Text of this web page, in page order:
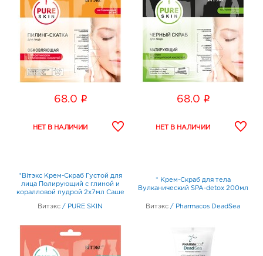
68.0 i 68.0 i
*Biтэкc Крем-Скраб Густой для
лица Полирующий с глиной и
коралловой пудрой 2х7мл Саше
Витэкс / PURE SKIN
* Крем-Скраб для тела
Вулканический SPA-detox 200мл
Витэкс / Pharmacos DeadSea